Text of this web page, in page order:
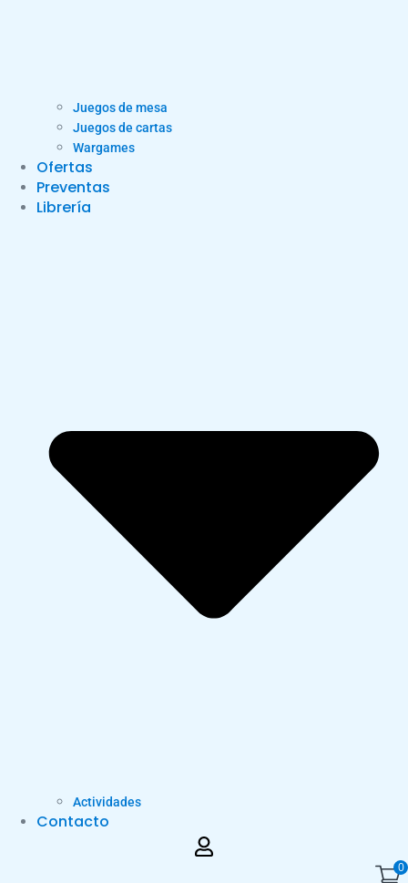
Juegos de mesa
Juegos de cartas
Wargames
Ofertas
Preventas
Librería
Actividades
Contacto
0